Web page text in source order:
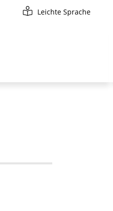
Leichte Sprache